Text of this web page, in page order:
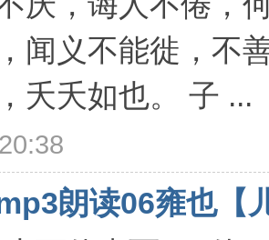
闻义不能徙，不
夭夭如也。 子 ...
朗读06雍也【